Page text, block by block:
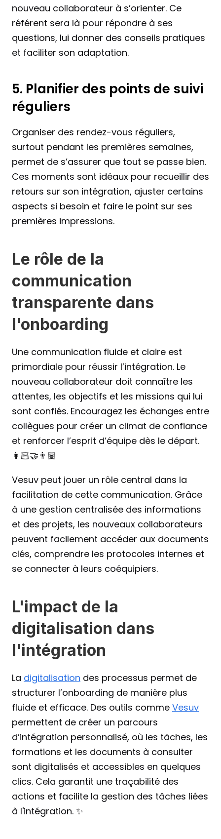
nouveau collaborateur à s’orienter. Ce
référent sera là pour répondre à ses
questions, lui donner des conseils pratiques
et faciliter son adaptation.
5. Planifier des points de suivi
réguliers
Organiser des rendez-vous réguliers,
surtout pendant les premières semaines,
permet de s’assurer que tout se passe bien.
Ces moments sont idéaux pour recueillir des
retours sur son intégration, ajuster certains
aspects si besoin et faire le point sur ses
premières impressions.
Le rôle de la
communication
transparente dans
l'onboarding
Une communication fluide et claire est
primordiale pour réussir l’intégration. Le
nouveau collaborateur doit connaître les
attentes, les objectifs et les missions qui lui
sont confiés. Encouragez les échanges entre
collègues pour créer un climat de confiance
et renforcer l’esprit d’équipe dès le départ.
👩🏻‍🤝‍👨🏽
Vesuv peut jouer un rôle central dans la
facilitation de cette communication. Grâce
à une gestion centralisée des informations
et des projets, les nouveaux collaborateurs
peuvent facilement accéder aux documents
clés, comprendre les protocoles internes et
se connecter à leurs coéquipiers.
L'impact de la
digitalisation dans
l'intégration
La digitalisation des processus permet de
structurer l’onboarding de manière plus
fluide et efficace. Des outils comme Vesuv
permettent de créer un parcours
d’intégration personnalisé, où les tâches, les
formations et les documents à consulter
sont digitalisés et accessibles en quelques
clics. Cela garantit une traçabilité des
actions et facilite la gestion des tâches liées
à l'intégration. ✨